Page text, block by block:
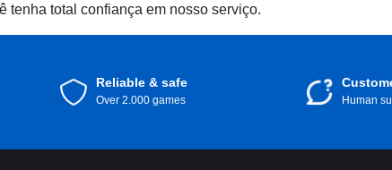
tenha total confiança em nosso serviço.
Reliable & safe
Over 2.000 games Human